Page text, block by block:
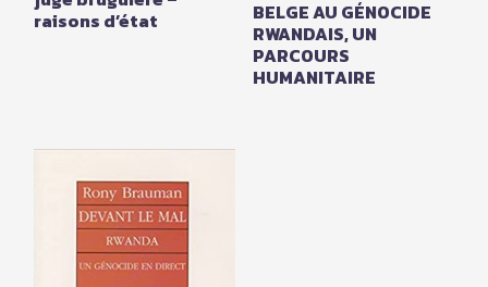
raisons d’état
BELGE AU GÉNOCIDE
RWANDAIS, UN
PARCOURS
HUMANITAIRE